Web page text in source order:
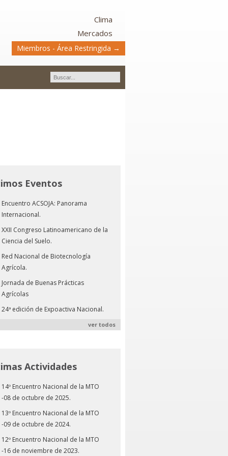
Clima
Mercados
Miembros - Área Restringida →
Eventos
Encuentro ACSOJA: Panorama
Internacional.
XXII Congreso Latinoamericano de la
Ciencia del Suelo.
Red Nacional de Biotecnología
Agrícola.
Jornada de Buenas Prácticas
Agrícolas
24ª edición de Expoactiva Nacional.
ver todos
Actividades
14º Encuentro Nacional de la MTO
-08 de octubre de 2025.
13º Encuentro Nacional de la MTO
-09 de octubre de 2024.
12º Encuentro Nacional de la MTO
-16 de noviembre de 2023.